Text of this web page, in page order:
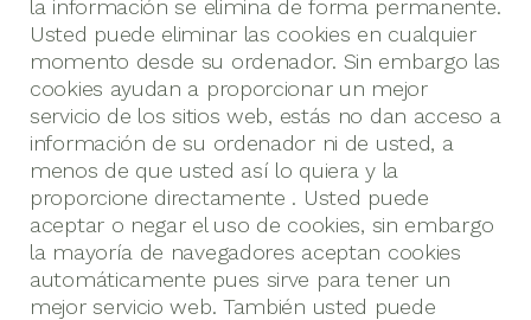
la información se elimina de forma permanente.
Usted puede eliminar las cookies en cualquier
momento desde su ordenador. Sin embargo las
cookies ayudan a proporcionar un mejor
servicio de los sitios web, estás no dan acceso a
información de su ordenador ni de usted, a
menos de que usted así lo quiera y la
proporcione directamente . Usted puede
aceptar o negar el uso de cookies, sin embargo
la mayoría de navegadores aceptan cookies
automáticamente pues sirve para tener un
mejor servicio web. También usted puede